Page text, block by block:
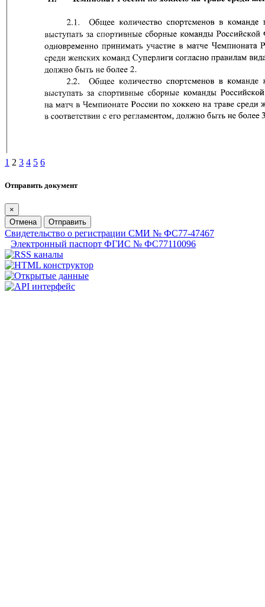
1 2 3 4 5 6
Отправить документ
×
Отмена
Отправить
Свидетельство о регистрации СМИ № ФС77-47467
Электронный паспорт ФГИС № ФС77110096